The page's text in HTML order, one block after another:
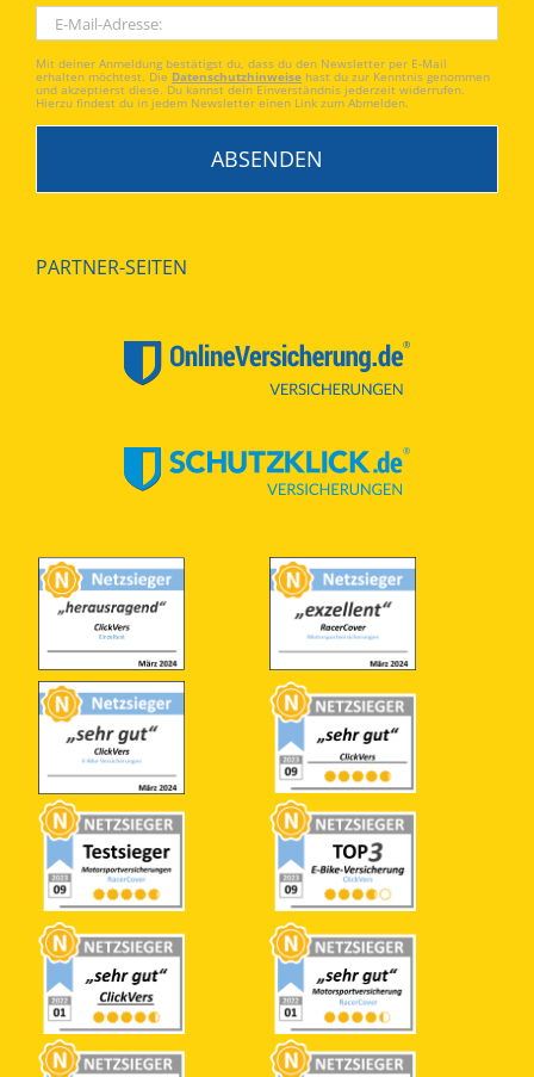
Mit deiner Anmeldung bestätigst du, dass du den Newsletter per E-Mail
erhalten möchtest. Die Datenschutzhinweise hast du zur Kenntnis genommen
und akzeptierst diese. Du kannst dein Einverständnis jederzeit widerrufen.
Hierzu findest du in jedem Newsletter einen Link zum Abmelden.
PARTNER-SEITEN